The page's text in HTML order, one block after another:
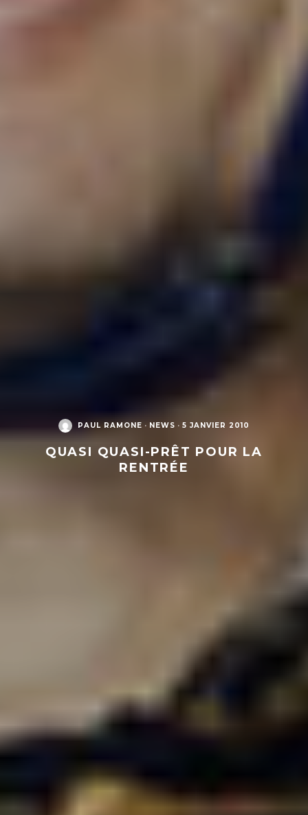
PAUL RAMONE · NEWS · 5 JANVIER 2010
QUASI QUASI-PRÊT POUR LA
RENTRÉE